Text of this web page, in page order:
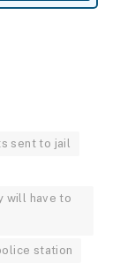
sent to jail
will have to
station